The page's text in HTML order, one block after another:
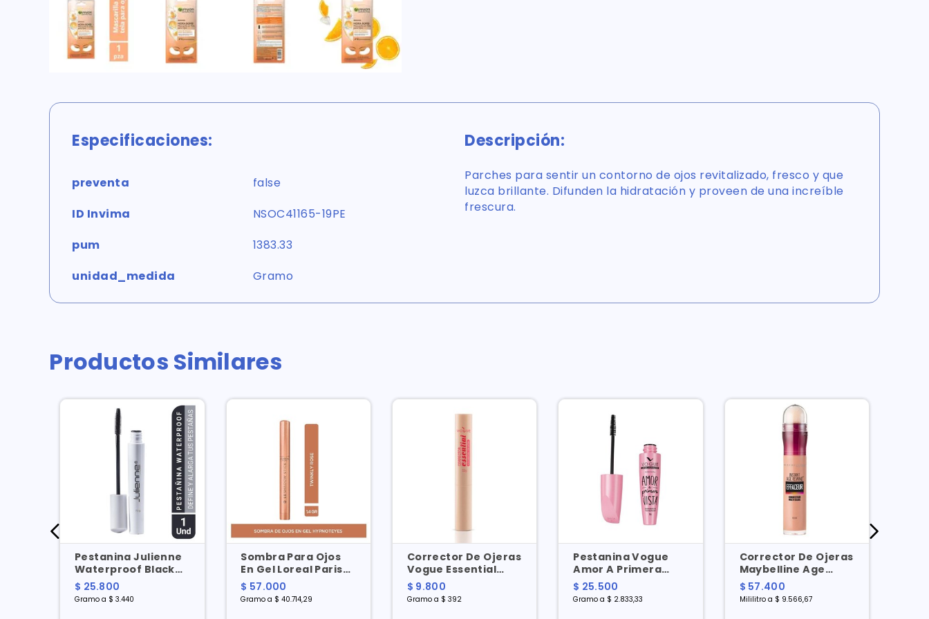
Especificaciones:
preventa
false
ID Invima
NSOC41165-19PE
pum
1383.33
unidad_medida
Gramo
Descripción:
Parches para sentir un contorno de ojos revitalizado, fresco y que
luzca brillante. Difunden la hidratación y proveen de una increíble
frescura.
Productos Similares
Pestanina Julienne
Waterproof Black
Lashes X 7.5 Gr
$ 25.800
Gramo a $ 3.440
Sombra Para Ojos
En Gel Loreal Paris
Hypnoteyes Twinkly
Rose X 1.4 Gr
$ 57.000
Gramo a $ 40.714,29
Corrector De Ojeras
Vogue Essential
Beige X 25 Gr
$ 9.800
Gramo a $ 392
Pestanina Vogue
Amor A Primera
Vista Waterproof X
9 Gr
$ 25.500
Gramo a $ 2.833,33
Corrector De Ojeras
Maybelline Age
Rewind Dark Circles
Honey X 6 Ml
$ 57.400
Mililitro a $ 9.566,67